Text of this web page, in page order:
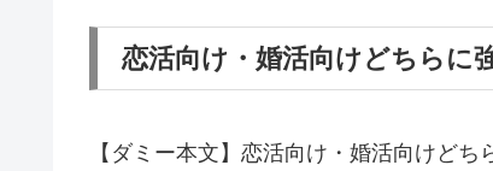
恋活向け・婚活向けどちらに
【ダミー本文】恋活向け・婚活向けど